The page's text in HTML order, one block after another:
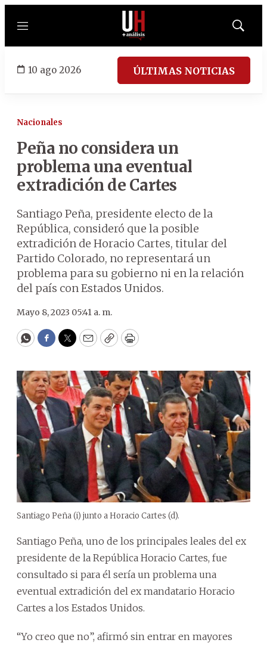
Menú
Mostrar
10 ago 2026 ÚLTIMAS NOTICIAS
Nacionales
Peña no considera un
problema una eventual
extradición de Cartes
Santiago Peña, presidente electo de la
República, consideró que la posible
extradición de Horacio Cartes, titular del
Partido Colorado, no representará un
problema para su gobierno ni en la relación
del país con Estados Unidos.
Mayo 8, 2023 05:41 a. m.
WhatsApp
Facebook
Twitter
EmailCopyPrint
Santiago Peña (i) junto a Horacio Cartes (d).
Santiago Peña, uno de los principales leales del ex
presidente de la República Horacio Cartes, fue
consultado si para él sería un problema una
eventual extradición del ex mandatario Horacio
Cartes a los Estados Unidos.
“Yo creo que no”, afirmó sin entrar en mayores